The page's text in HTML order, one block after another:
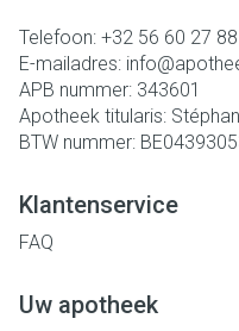
Telefoon: +32 56 60 27 88
E-mailadres: info@
APB nummer: 343601
Apotheek titularis:
BTW nummer:
Klantenservice
FAQ
Uw apotheek